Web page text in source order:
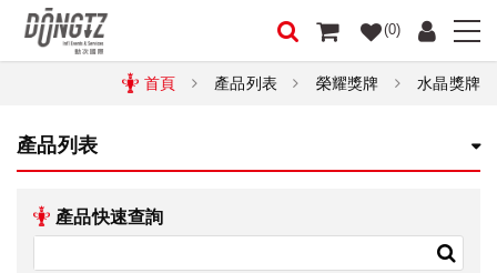
(0)
首頁 產品列表 榮耀獎牌 水晶獎牌
產品列表
產品快速查詢